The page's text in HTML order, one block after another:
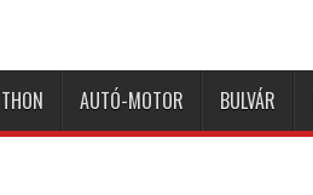
AUTÓ-MOTOR BULVÁR